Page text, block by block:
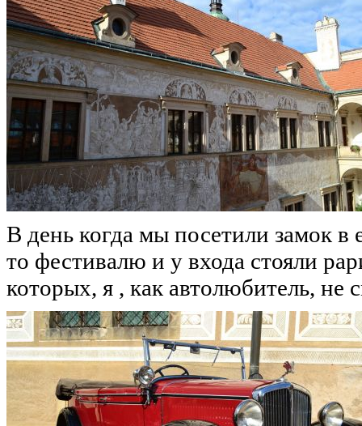
В день когда мы посетили замок в
то фестивалю и у входа стояли
которых, я , как автолюбитель, не